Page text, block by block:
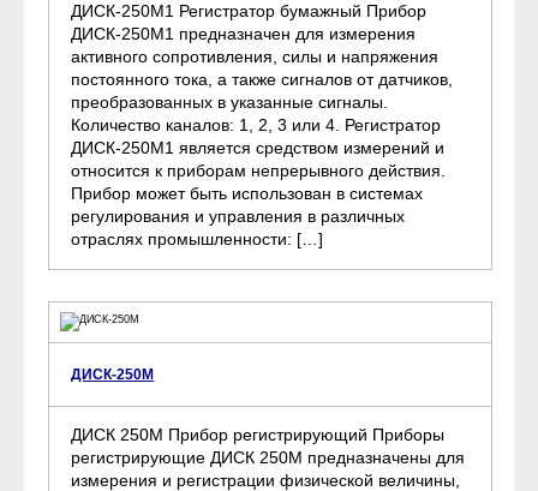
ДИСК-250М1 Регистратор бумажный Прибор
ДИСК-250М1 предназначен для измерения
активного сопротивления, силы и напряжения
постоянного тока, а также сигналов от датчиков,
преобразованных в указанные сигналы.
Количество каналов: 1, 2, 3 или 4. Регистратор
ДИСК-250М1 является средством измерений и
относится к приборам непрерывного действия.
Прибор может быть использован в системах
регулирования и управления в различных
отраслях промышленности: […]
ДИСК-250М
ДИСК 250М Прибор регистрирующий Приборы
регистрирующие ДИСК 250М предназначены для
измерения и регистрации физической величины,